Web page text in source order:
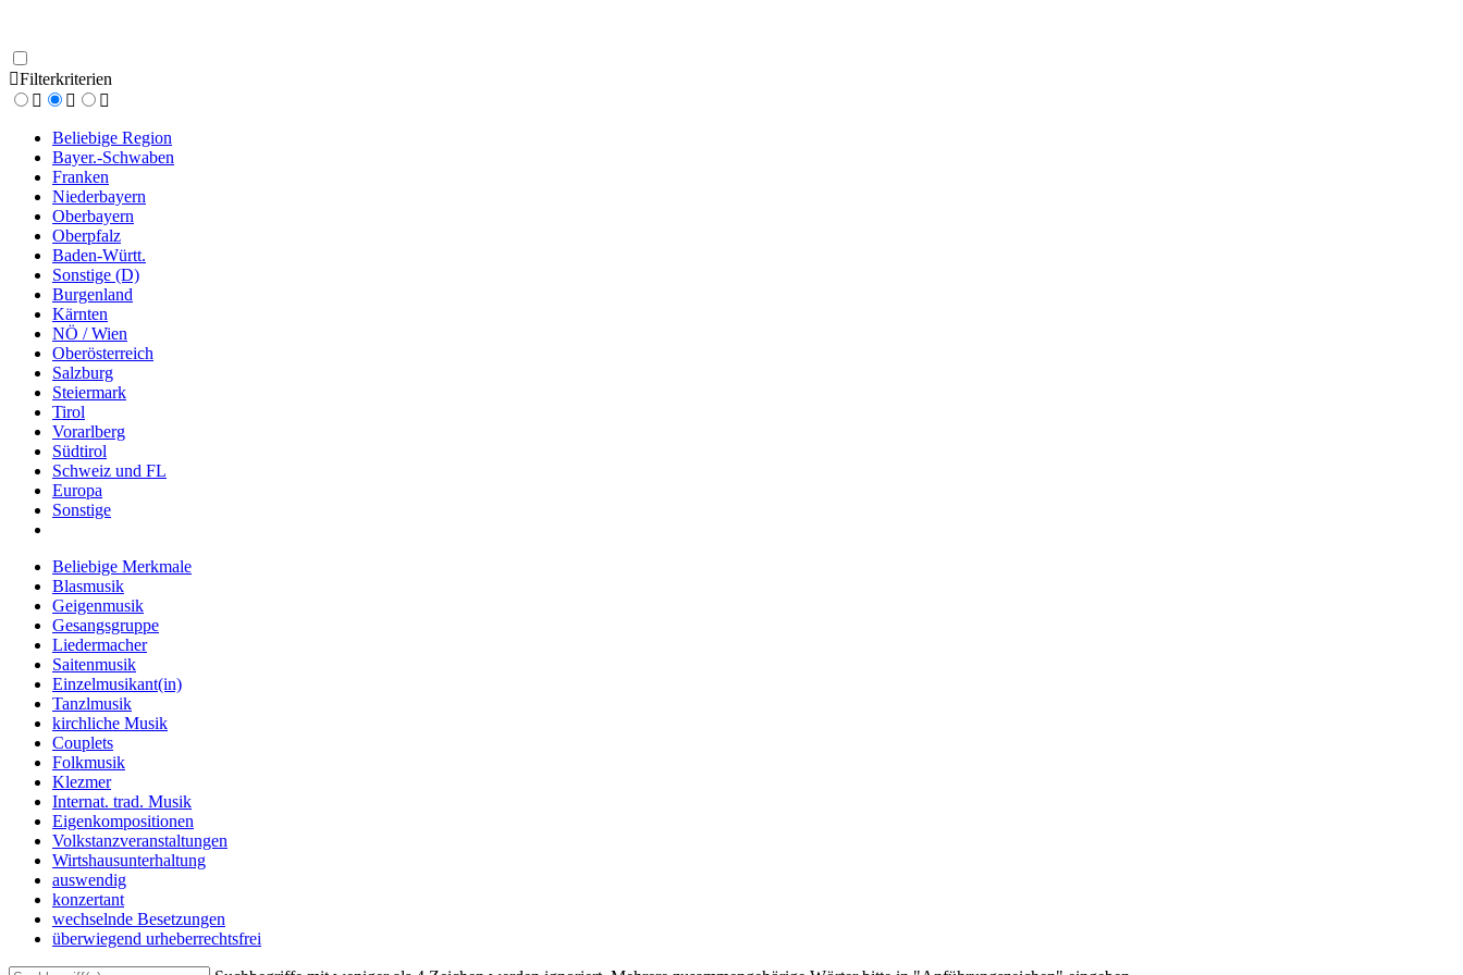
Filterkriterien
Beliebige Region
Bayer.-Schwaben
Franken
Niederbayern
Oberbayern
Oberpfalz
Baden-Württ.
Sonstige (D)
Burgenland
Kärnten
NÖ / Wien
Oberösterreich
Salzburg
Steiermark
Tirol
Vorarlberg
Südtirol
Schweiz und FL
Europa
Sonstige
Beliebige Merkmale
Blasmusik
Geigenmusik
Gesangsgruppe
Liedermacher
Saitenmusik
Einzelmusikant(in)
Tanzlmusik
kirchliche Musik
Couplets
Folkmusik
Klezmer
Internat. trad. Musik
Eigenkompositionen
Volkstanzveranstaltungen
Wirtshausunterhaltung
auswendig
konzertant
wechselnde Besetzungen
überwiegend urheberrechtsfrei